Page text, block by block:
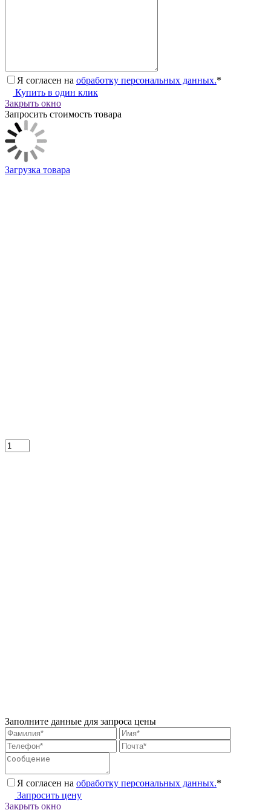
Я согласен на обработку персональных данных.*
Купить в один клик
Закрыть окно
Запросить стоимость товара
Загрузка товара
Заполните данные для запроса цены
Я согласен на обработку персональных данных.*
Запросить цену
Закрыть окно